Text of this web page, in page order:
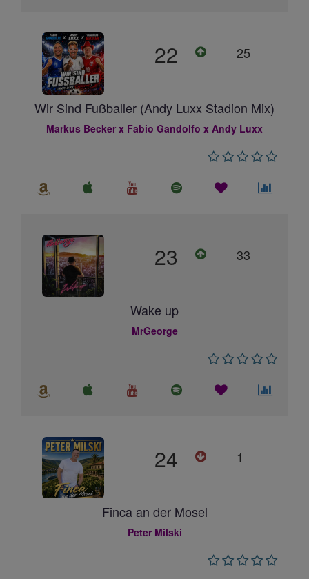
22 25
Wir Sind Fußballer (Andy Luxx Stadion Mix)
Markus Becker x Fabio Gandolfo x Andy Luxx
23 33
Wake up
MrGeorge
24 1
Finca an der Mosel
Peter Milski